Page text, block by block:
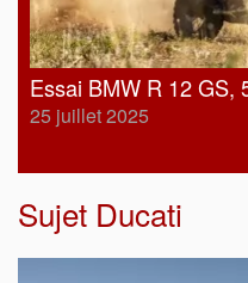
Essai BMW R 12 GS,
25 juillet 2025
Sujet Ducati